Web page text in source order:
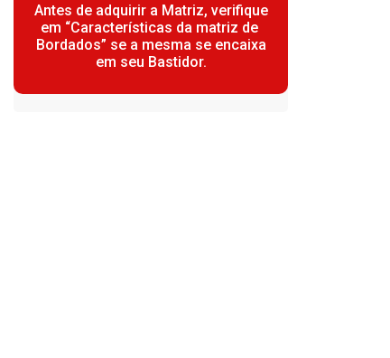
Antes de adquirir a Matriz, verifique
em “Características da matriz de
Bordados” se a mesma se encaixa
em seu Bastidor.